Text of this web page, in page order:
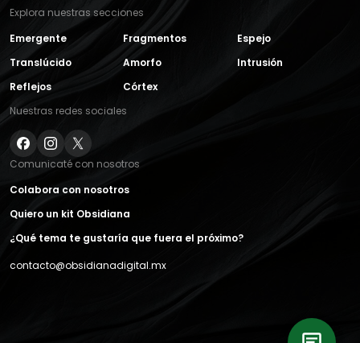
Explora nuestras secciones
Emergente
Fragmentos
Espejo
Translúcido
Amorfo
Intrusión
Reflejos
Córtex
Nuestras redes sociales
Comunicaté con nosotros
Colabora con nosotros
Quiero un kit Obsidiana
¿Qué tema te gustaría que fuera el próximo?
contacto@obsidianadigital.mx